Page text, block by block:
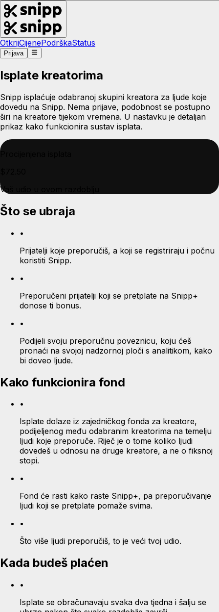
OtkrijCijenePodrškaStatus
Prijava
Isplate kreatorima
Snipp isplaćuje odabranoj skupini kreatora za ljude koje
dovedu na Snipp. Nema prijave, podobnost se postupno
širi na kreatore tijekom vremena. U nastavku je detaljan
prikaz kako funkcionira sustav isplata.
Procijenjena isplata
Vaš udio u ovom razdoblju
Što se ubraja
•
Prijatelji koje preporučiš, a koji se registriraju i počnu
koristiti Snipp.
•
Preporučeni prijatelji koji se pretplate na Snipp+
donose ti bonus.
•
Podijeli svoju preporučnu poveznicu, koju ćeš
pronaći na svojoj nadzornoj ploči s analitikom, kako
bi doveo ljude.
Kako funkcionira fond
•
Isplate dolaze iz zajedničkog fonda za kreatore,
podijeljenog među odabranim kreatorima na temelju
ljudi koje preporuče. Riječ je o tome koliko ljudi
dovedeš u odnosu na druge kreatore, a ne o fiksnoj
stopi.
•
Fond će rasti kako raste Snipp+, pa preporučivanje
ljudi koji se pretplate pomaže svima.
•
Što više ljudi preporučiš, to je veći tvoj udio.
Kada budeš plaćen
•
Isplate se obračunavaju svaka dva tjedna i šalju se